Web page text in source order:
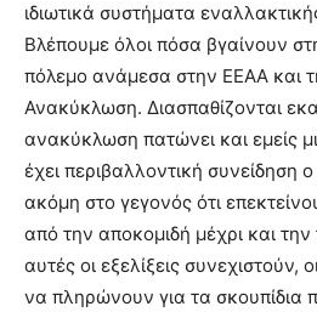
ιδιωτικά συστήματα
Βλέπουμε όλοι πόσα βγαίνουν
πόλεμο ανάμεσα στην ΕΕΑΑ και
Ανακύκλωση. Διασπαθίζονται
ανακύκλωση πατώνει και εμείς
έχει περιβαλλοντική
ακόμη στο γεγονός ότι
από την αποκομιδή μέχρι και την
αυτές οι εξελίξεις συνεχιστούν,
να πληρώνουν για τα σκουπίδια